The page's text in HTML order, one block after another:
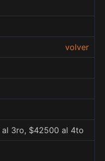
volver
3ro, $42500 al 4to